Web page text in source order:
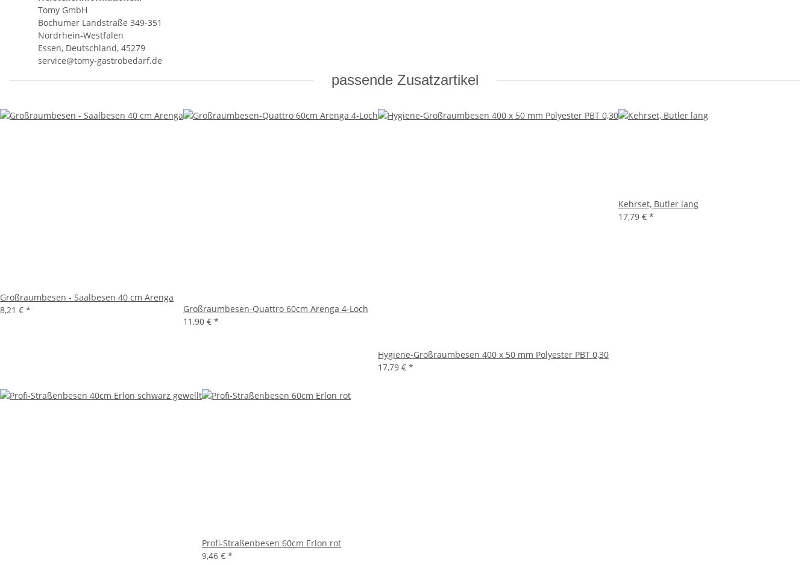
Tomy GmbH
Bochumer Landstraße 349-351
Nordrhein-Westfalen
Essen, Deutschland, 45279
service@tomy-gastrobedarf.de
passende Zusatzartikel
Großraumbesen - Saalbesen 40 cm Arenga
8,21 € *
Großraumbesen-Quattro 60cm Arenga 4-Loch
11,90 € *
Hygiene-Großraumbesen 400 x 50 mm Polyester PBT 0,30
17,79 € *
Kehrset, Butler lang
17,79 € *
Profi-Straßenbesen 60cm Erlon rot
9,46 € *